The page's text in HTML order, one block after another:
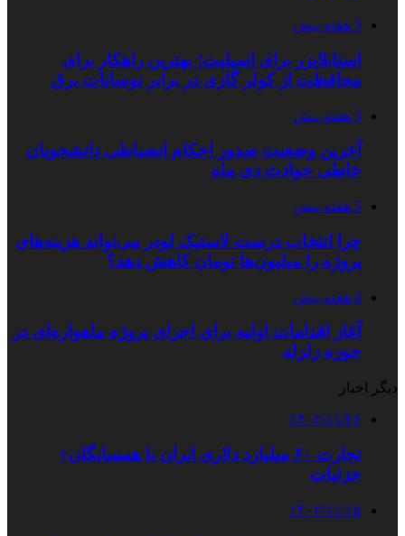
3 هفته پیش
استابلایزر برای اسپلیت؛ بهترین راهکار برای
محافظت از کولر گازی در برابر نوسانات برق
3 هفته پیش
آخرین وضعیت صدور احکام انضباطی دانشجویان
خاطی حوادث دی ماه
3 هفته پیش
چرا انتخاب درست لاستیک لودر می‌تواند هزینه‌های
پروژه را میلیون‌ها تومان کاهش دهد؟
4 هفته پیش
آغاز اقدامات اولیه برای اجرای پروژه ماهواره‌ای در
حوزه زلزله
دیگر اخبار
۱۴۰۲/۱۱/۲۶
تجارت ۶۰ میلیارد دلاری ایران با همسایگان+
جزئیات
۱۴۰۲/۱۱/۱۵